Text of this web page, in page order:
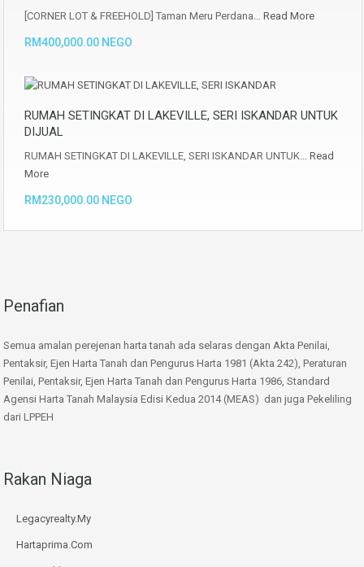
[CORNER LOT & FREEHOLD] Taman Meru Perdana… Read More
RM400,000.00 NEGO
RUMAH SETINGKAT DI LAKEVILLE, SERI ISKANDAR UNTUK
DIJUAL
RUMAH SETINGKAT DI LAKEVILLE, SERI ISKANDAR UNTUK… Read
More
RM230,000.00 NEGO
Penafian
Semua amalan perejenan harta tanah ada selaras dengan Akta Penilai,
Pentaksir, Ejen Harta Tanah dan Pengurus Harta 1981 (Akta 242), Peraturan
Penilai, Pentaksir, Ejen Harta Tanah dan Pengurus Harta 1986, Standard
Agensi Harta Tanah Malaysia Edisi Kedua 2014 (MEAS) dan juga Pekeliling
dari LPPEH
Rakan Niaga
Legacyrealty.My
Hartaprima.Com